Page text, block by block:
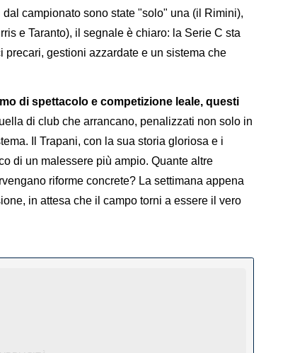
campionato sono state "solo" una (il Rimini),
e Taranto), il segnale è chiaro: la Serie C sta
precari, gestioni azzardate e un sistema che
di spettacolo e competizione leale, questi
di club che arrancano, penalizzati non solo in
Il Trapani, con la sua storia gloriosa e i
di un malessere più ampio. Quante altre
riforme concrete? La settimana appena
in attesa che il campo torni a essere il vero